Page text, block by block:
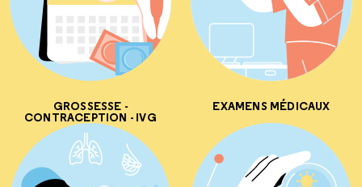
GROSSESSE -
CONTRACEPTION - IVG
EXAMENS MÉDICAUX